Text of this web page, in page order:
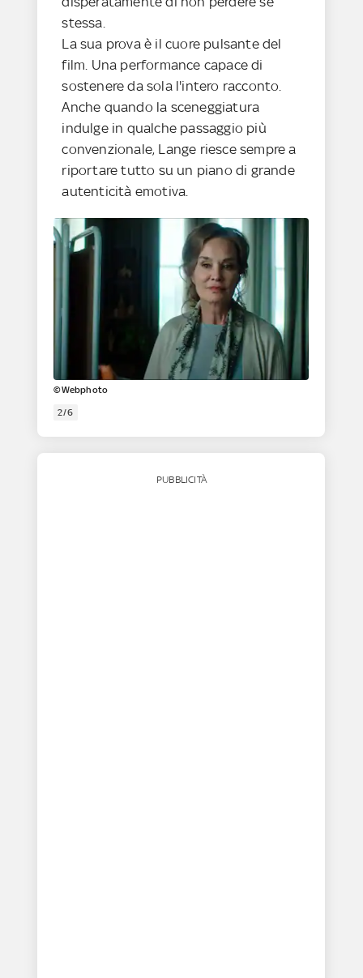
stessa.
La sua prova è il cuore pulsante del
film. Una performance capace di
sostenere da sola l'intero racconto.
Anche quando la sceneggiatura
indulge in qualche passaggio più
convenzionale, Lange riesce sempre a
riportare tutto su un piano di grande
autenticità emotiva.
©Webphoto
2/6
PUBBLICITÀ